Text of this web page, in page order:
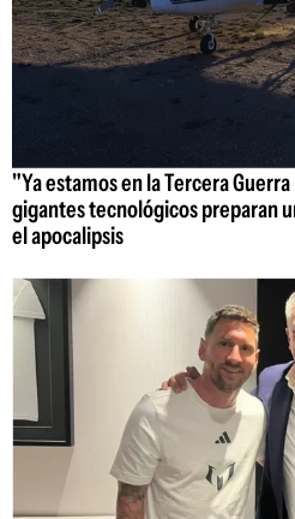
"Ya estamos en la Tercera
gigantes tecnológicos preparan
el apocalipsis